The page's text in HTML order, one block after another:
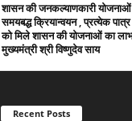
शासन की जनकल्याणकारी
समयबद्ध क्रियान्वयन , प्रत्येक पात्र
को मिले शासन की योजनाओं का
मुख्यमंत्री श्री विष्णुदेव साय
Recent Posts